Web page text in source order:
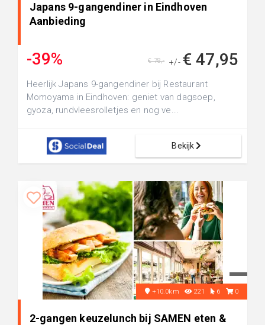
Japans 9-gangendiner in Eindhoven
Aanbieding
-39% +/- € 47,95
€ 78,-
Heerlijk Japans 9-gangendiner bij Restaurant
Momoyama in Eindhoven: geniet van dagsoep,
gyoza, rundvleesrolletjes en nog ve...
Bekijk
+10.0km 221 6 0
2-gangen keuzelunch bij SAMEN eten &